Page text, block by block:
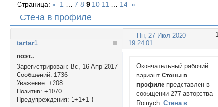
Стена в профиле
Страница:« 1 7 8 9 10 11 14 »
1
Пн, 27 Июл 2020
19:24:01
tartar1
поэт..
Зарегистрирован: Вс, 16 Апр 2017
Сообщений: 1736
Уважение: +208
Позитив: +1070
Предупреждения: 1+1+1 ‡
Окончательный рабочий
вариантСтены в
профиле представлен в
сообщении 277 авторства
Romych:Стена в